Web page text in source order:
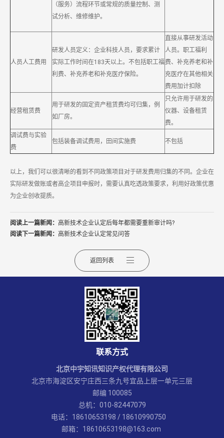
（服务）流程环节或常规的质量控制、测
试分析、维修维护。
人员人工费用
研发人员定义：企业科技人员，要求累计
实际工作时间在183天以上。不包括职工福
利费、补充养老和补充医疗保险。
直接从事研发活动
人员。职工福利
费、补充养老和补
充医疗在其他相关
费用加计扣除
经营租赁费
用于研发的固定资产租赁费均可归集，例
如厂房。
只允许用于研发的
仪器、设备租赁
费。
调试费与实验
费
包括装备调试费用，田间实施费 不包括
以上，我们可以很清晰的看到不同政策项目对于研发费用归集的不同。企业在
实际研发做账或者高企项目申报时，需要认真吃透政策要求，利用好政策优惠
为企业创收提质。
阅读上一篇新闻： 高新技术企业认定后每年都需要重新审计吗?
阅读下一篇新闻： 高新技术企业认定常见问答
返回列表
联系方式
北京中宇知讯知识产权代理有限公司
北京市海淀区安宁庄西三条九号宜品上层一单元三层
邮编 100085
总机：010-82447079
电话：18610653198 / 18610990750
邮箱：18610653198@163.com